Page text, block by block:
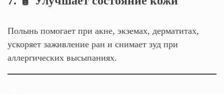
Полынь помогает при акне, экземах, дерматитах,
ускоряет заживление ран и снимает зуд при
аллергических высыпаниях.